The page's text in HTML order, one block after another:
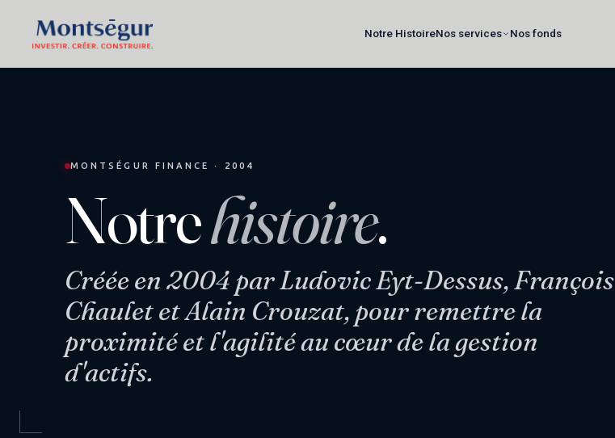
Notre HistoireNos services Nos fonds
MONTSÉGUR FINANCE · 2004
Notrehistoire.
Créée en 2004 par Ludovic Eyt-Dessus, François
Chaulet et Alain Crouzat, pour remettre la
proximité et l'agilité au cœur de la gestion
d'actifs.